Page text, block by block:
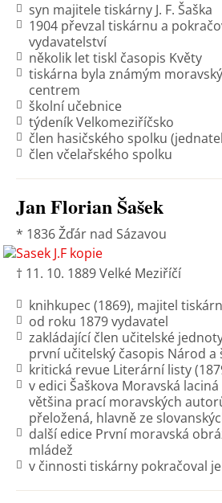
syn majitele tiskárny J. F. Šaška
1904 převzal tiskárnu a
vydavatelství
několik let tiskl časopis Květy
tiskárna byla známým
centrem
školní učebnice
týdeník Velkomeziříčsko
člen hasičského spolku
člen včelařského spolku
Jan Florian Šašek
* 1836 Žďár nad Sázavou
† 11. 10. 1889 Velké Meziříčí
knihkupec (1869), majitel
od roku 1879 vydavatel
zakládající člen učitelské
první učitelský časopis Národ a
kritická revue Literární listy
v edici Šaškova Moravská
většina prací moravských
přeložená, hlavně ze
další edice První moravská
mládež
v činnosti tiskárny pokračoval